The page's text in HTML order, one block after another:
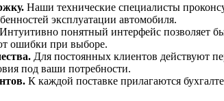
Наши технические специалисты
эксплуатации автомобиля.
Интуитивно понятный интерфейс позволяет
ошибки при выборе.
Для постоянных клиентов действуют
под ваши потребности.
К каждой поставке прилагаются